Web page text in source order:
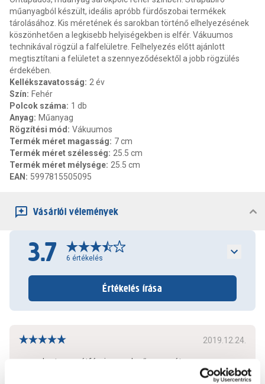
műanyagból készült, ideális apróbb fürdőszobai termékek
tárolásához. Kis méretének és sarokban történő elhelyezésének
köszönhetően a legkisebb helyiségekben is elfér. Vákuumos
technikával rögzül a falfelületre. Felhelyezés előtt ajánlott
megtisztítani a felületet a szennyeződésektől a jobb rögzülés
érdekében.
Kellékszavatosság: 2 év
Szín: Fehér
Polcok száma: 1 db
Anyag: Műanyag
Rögzítési mód : Vákuumos
Termék méret magasság: 7 cm
Termék méret szélesség: 25.5 cm
Termék méret mélysége: 25.5 cm
EAN : 5997815505095
Vásárlói vélemények
3.7 6 értékelés
Értékelés írása
2019.12.24.
nem akartam szétfúrni a meglevő csempét